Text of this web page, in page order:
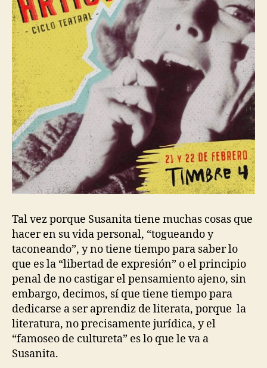
Tal vez porque Susanita tiene muchas cosas que
hacer en su vida personal, “togueando y
taconeando”, y no tiene tiempo para saber lo
que es la “libertad de expresión” o el principio
penal de no castigar el pensamiento ajeno, sin
embargo, decimos, sí que tiene tiempo para
dedicarse a ser aprendiz de literata, porque la
literatura, no precisamente jurídica, y el
“famoseo de cultureta” es lo que le va a
Susanita.